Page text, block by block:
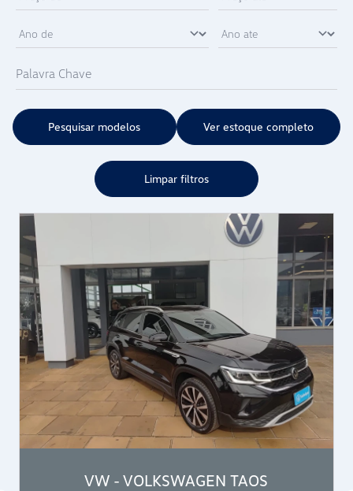
Pesquisar modelos Ver estoque completo
Limpar filtros
VW - VOLKSWAGEN TAOS